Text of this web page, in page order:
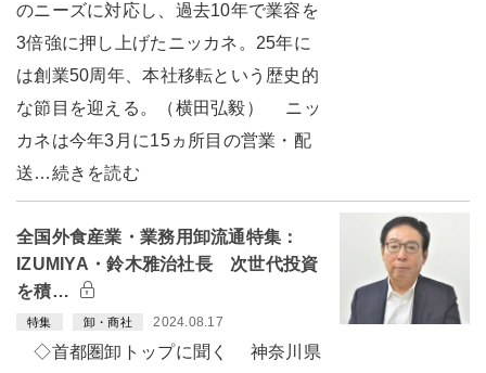
のニーズに対応し、過去10年で業容を
3倍強に押し上げたニッカネ。25年に
は創業50周年、本社移転という歴史的
な節目を迎える。（横田弘毅） ニッ
カネは今年3月に15ヵ所目の営業・配
送…続きを読む
全国外食産業・業務用卸流通特集：
IZUMIYA・鈴木雅治社長 次世代投資
を積…
特集 卸・商社 2024.08.17
◇首都圏卸トップに聞く 神奈川県